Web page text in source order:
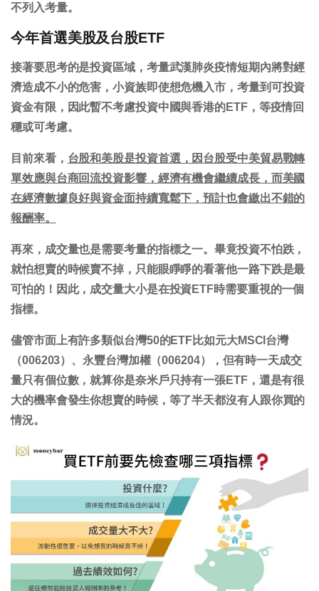
不列入考量。
今年首選美股及台股ETF
接著要思考的是投資區域，考量武漢肺炎疫情短期內將對經
濟造成不小的危害，小資族即使想危機入市，考量到可投資
資金有限，因此暫不考慮投資中國與香港的ETF，等疫情回
穩或可考慮。
目前來看， 台股和美股是投資首選，因台股受中美貿易戰轉
單效應與台商回流投資影響，經濟有機會繼續成長，而美國
在經濟數據良好與資金面持續寬鬆下，預計也會繳出不錯的
報酬率。
再來，成交量也是需要考量的指標之一。畢竟投資不怕跌，
就怕想賣的時候賣不掉，只能眼睜睜的看著他一路下跌是最
可怕的！因此，成交量大小是在投資ETF時需要重視的一個
指標。
儘管市面上有許多類似台灣50的ETF比如元大MSCI台灣
（006203）、永豐台灣加權（006204），但有時一天成交
量只有個位數，就算你是奈米戶只持有一張ETF，還是有很
大的機率會發生你想賣的時候，等了半天都沒有人跟你買的
情況。